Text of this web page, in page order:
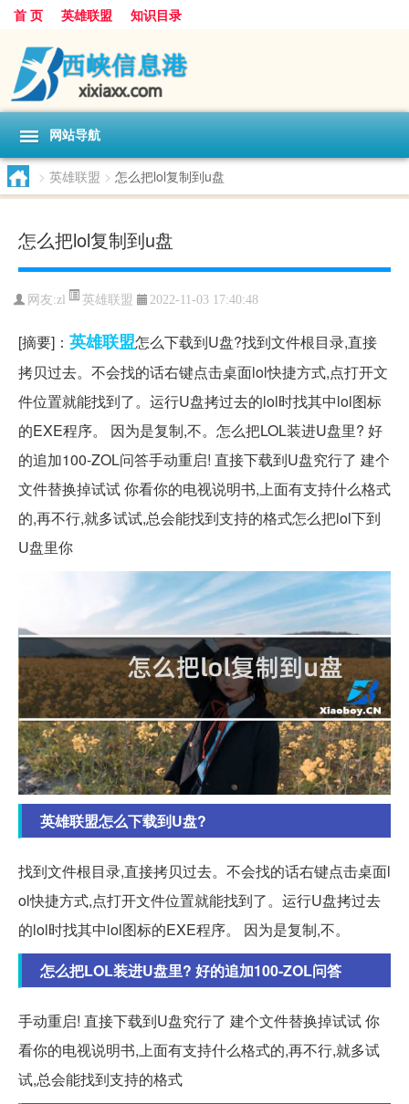
首 页 英雄联盟 知识目录
网站导航
> 英雄联盟 > 怎么把lol复制到u盘
怎么把lol复制到u盘
网友:zl 英雄联盟 2022-11-03 17:40:48
[摘要]： 英雄联盟怎么下载到U盘?找到文件根目录,直接
拷贝过去。不会找的话右键点击桌面lol快捷方式,点打开文
件位置就能找到了。运行U盘拷过去的lol时找其中lol图标
的EXE程序。 因为是复制,不。怎么把LOL装进U盘里? 好
的追加100-ZOL问答手动重启! 直接下载到U盘究行了 建个
文件替换掉试试 你看你的电视说明书,上面有支持什么格式
的,再不行,就多试试,总会能找到支持的格式怎么把lol下到
U盘里你
英雄联盟怎么下载到U盘?
找到文件根目录,直接拷贝过去。不会找的话右键点击桌面l
ol快捷方式,点打开文件位置就能找到了。运行U盘拷过去
的lol时找其中lol图标的EXE程序。 因为是复制,不。
怎么把LOL装进U盘里? 好的追加100-ZOL问答
手动重启! 直接下载到U盘究行了 建个文件替换掉试试 你
看你的电视说明书,上面有支持什么格式的,再不行,就多试
试,总会能找到支持的格式